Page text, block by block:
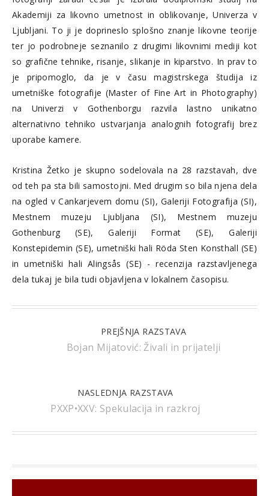
Akademiji za likovno umetnost in oblikovanje, Univerza v
Ljubljani. To ji je doprineslo splošno znanje likovne teorije
ter jo podrobneje seznanilo z drugimi likovnimi mediji kot
so grafične tehnike, risanje, slikanje in kiparstvo. In prav to
je pripomoglo, da je v času magistrskega študija iz
umetniške fotografije (Master of Fine Art in Photography)
na Univerzi v Gothenborgu razvila lastno unikatno
alternativno tehniko ustvarjanja analognih fotografij brez
uporabe kamere.
Kristina Žetko je skupno sodelovala na 28 razstavah, dve
od teh pa sta bili samostojni. Med drugim so bila njena dela
na ogled v Cankarjevem domu (SI), Galeriji Fotografija (SI),
Mestnem muzeju Ljubljana (SI), Mestnem muzeju
Gothenburg (SE), Galeriji Format (SE), Galeriji
Konstepidemin (SE), umetniški hali Röda Sten Konsthall (SE)
in umetniški hali Alingsås (SE) - recenzija razstavljenega
dela tukaj je bila tudi objavljena v lokalnem časopisu.
PREJŠNJA RAZSTAVA
Bojan Mijatović: Živali in prijatelji
NASLEDNJA RAZSTAVA
PXXP•XXV: Spekulacija in razkroj